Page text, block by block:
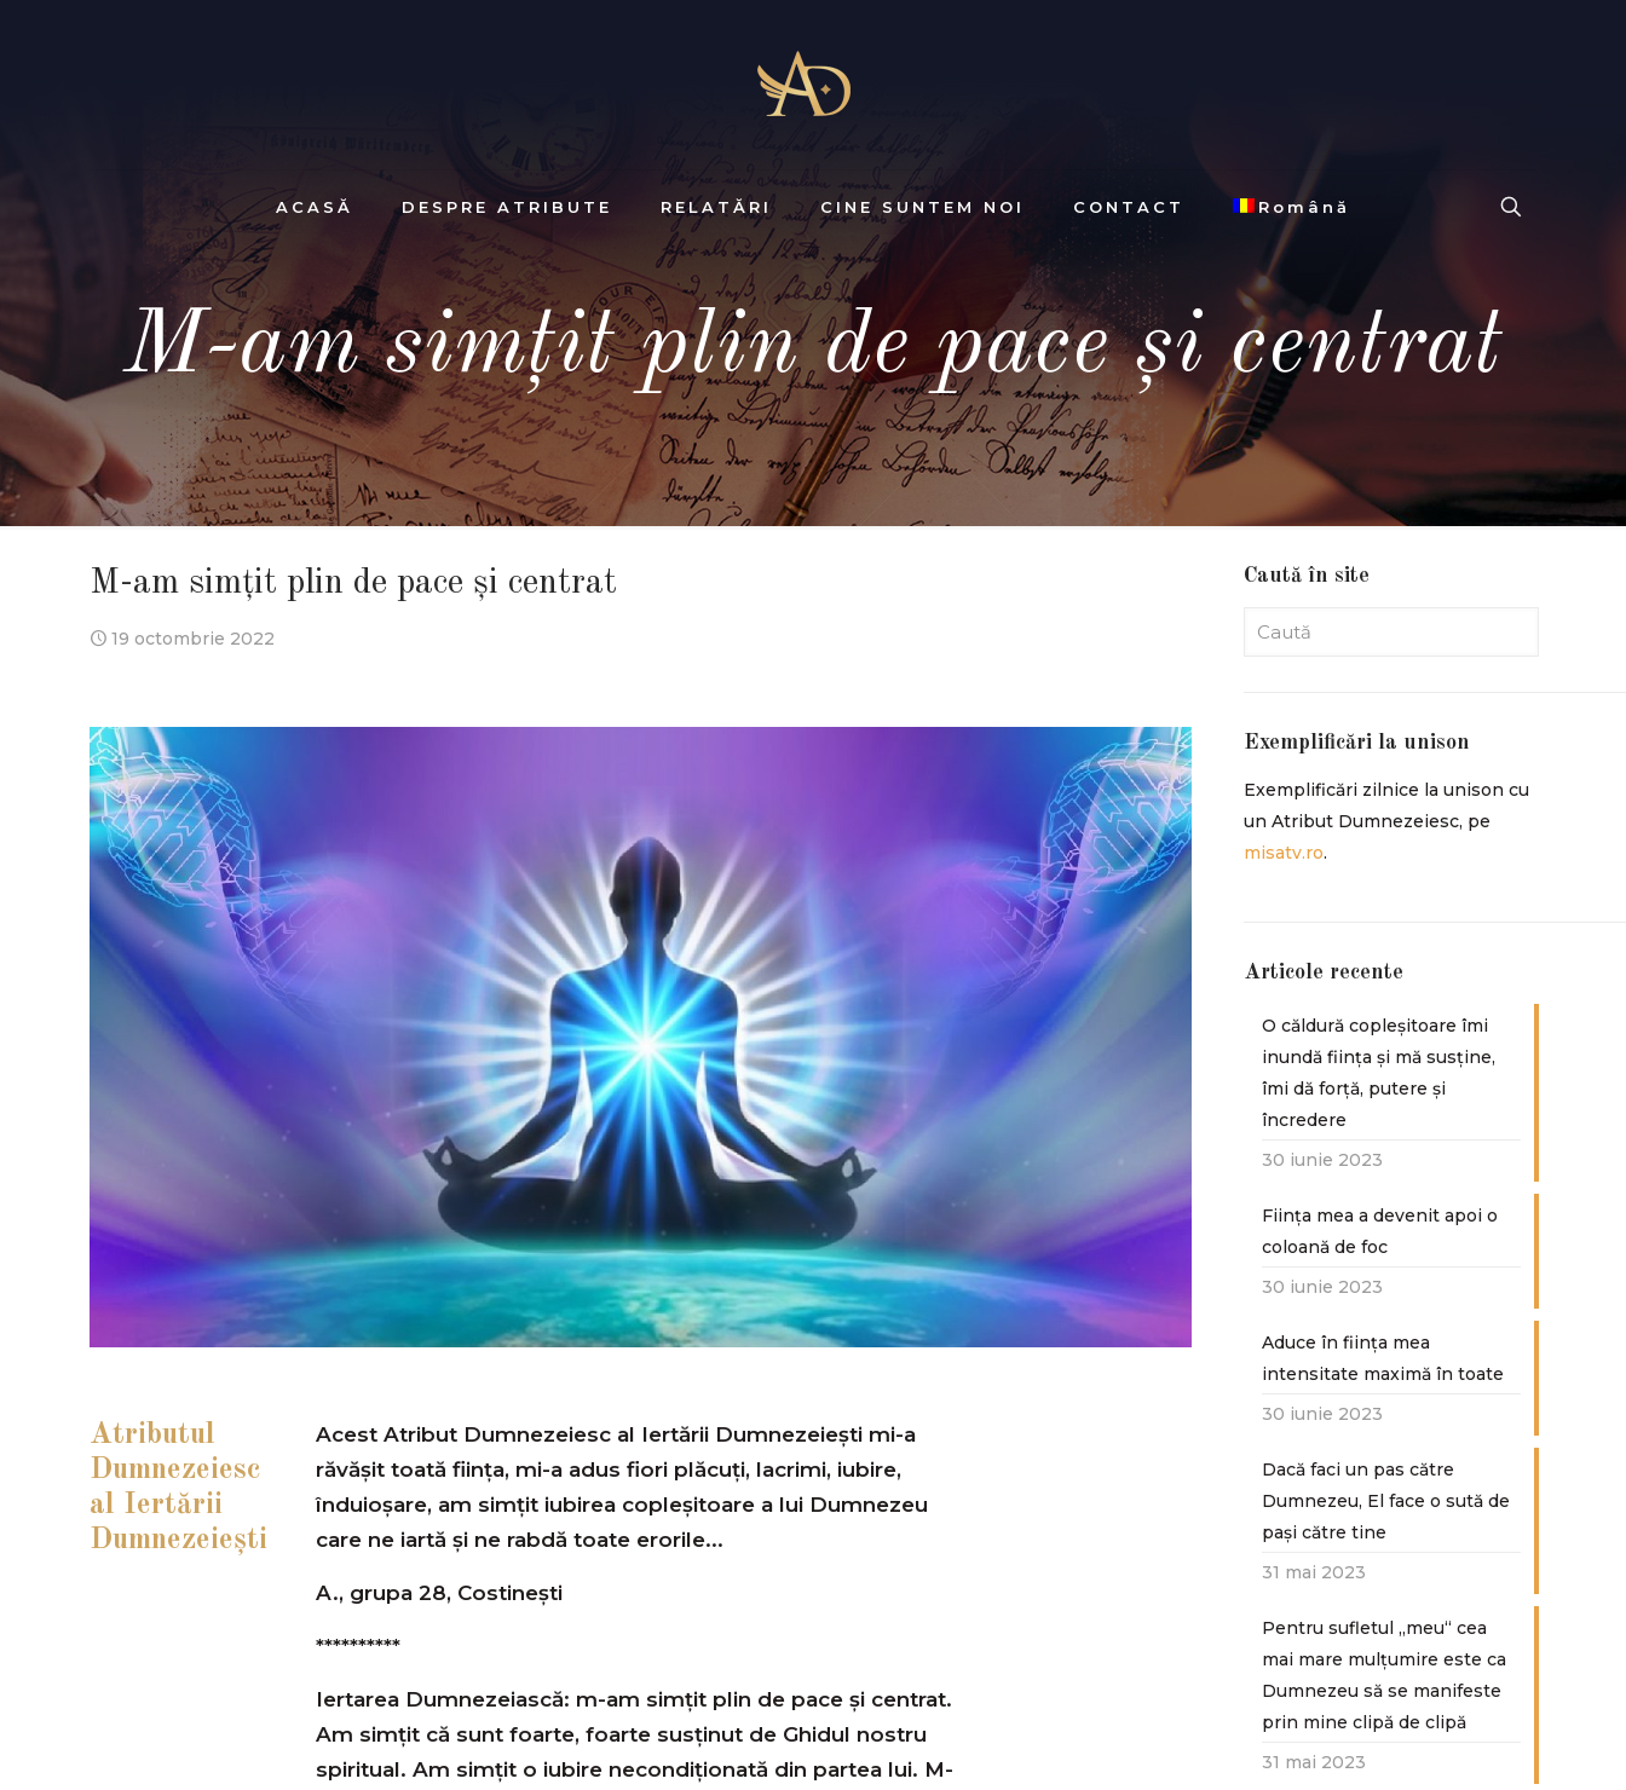
ACASĂ DESPRE ATRIBUTE RELATĂRI CINE SUNTEM NOI CONTACT Română
M-am simțit plin de pace și centrat
M-am simțit plin de pace și centrat
19 octombrie 2022
Atributul
Dumnezeiesc
al Iertării
Dumnezeiești
Acest Atribut Dumnezeiesc al Iertării Dumnezeiești mi-a
răvășit toată ființa, mi-a adus fiori plăcuți, lacrimi, iubire,
înduioșare, am simțit iubirea copleșitoare a lui Dumnezeu
care ne iartă și ne rabdă toate erorile...
A., grupa 28, Costinești
**********
Iertarea Dumnezeiască: m-am simțit plin de pace și centrat.
Am simțit că sunt foarte, foarte susținut de Ghidul nostru
spiritual. Am simțit o iubire necondiționată din partea lui. M-
Caută în site
Exemplificări la unison
Exemplificări zilnice la unison cu
un Atribut Dumnezeiesc, pe
misatv.ro.
Articole recente
O căldură copleșitoare îmi
inundă ființa și mă susține,
îmi dă forță, putere și
încredere
30 iunie 2023
Ființa mea a devenit apoi o
coloană de foc
30 iunie 2023
Aduce în ființa mea
intensitate maximă în toate
30 iunie 2023
Dacă faci un pas către
Dumnezeu, El face o sută de
paşi către tine
31 mai 2023
Pentru sufletul „meu“ cea
mai mare mulțumire este ca
Dumnezeu să se manifeste
prin mine clipă de clipă
31 mai 2023